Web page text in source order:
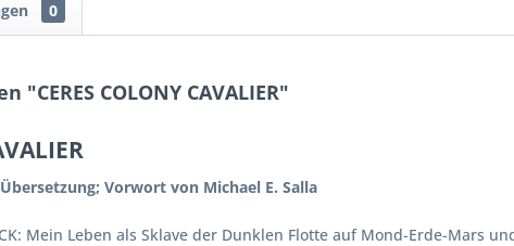
0
COLONY CAVALIER"
Vorwort von Michael E. Salla
Mein Leben als Sklave der Dunklen Flotte auf Mond-Erde-Mars